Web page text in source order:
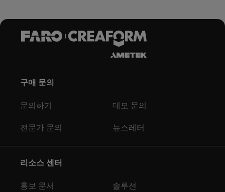
구매 문의
문의하기 데모 문의
전문가 문의 뉴스레터
리소스 센터
홍보 문서 솔루션